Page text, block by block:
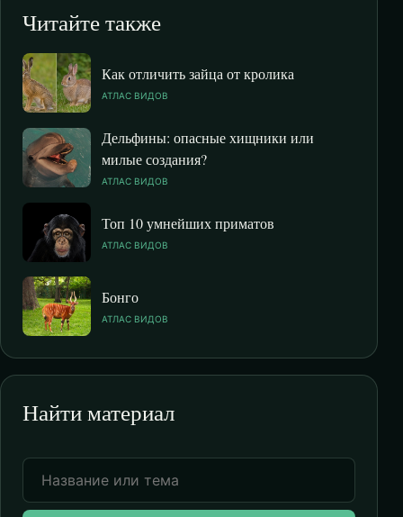
Читайте также
Как отличить зайца от кролика
АТЛАС ВИДОВ
Дельфины: опасные хищники или
милые создания?
АТЛАС ВИДОВ
Топ 10 умнейших приматов
АТЛАС ВИДОВ
Бонго
АТЛАС ВИДОВ
Найти материал